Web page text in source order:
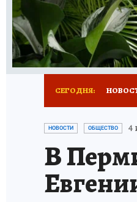
РАДИО КП
СЕГОДНЯ:
НОВОСТИ ОБЩЕСТВО 4
В